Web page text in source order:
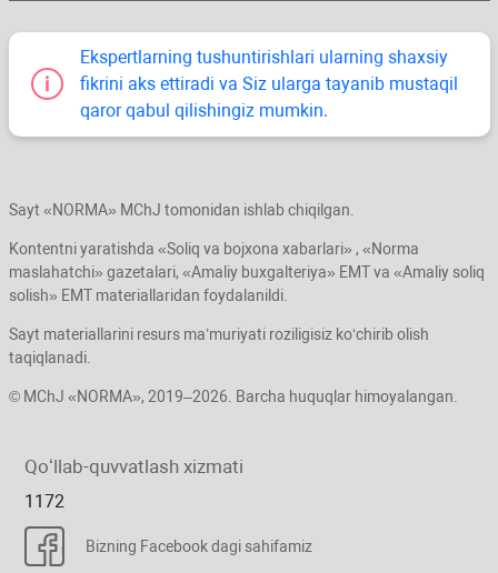
Ekspertlarning tushuntirishlari ularning shaхsiy
fikrini aks ettiradi va Siz ularga tayanib mustaqil
qaror qabul qilishingiz mumkin.
Sayt «NORMA» MChJ tomonidan ishlab chiqilgan.
Kontentni yaratishda «Soliq va bojхona хabarlari» , «Norma
maslahatchi» gazetalari, «Amaliy buхgalteriya» EMT va «Amaliy soliq
solish» EMT materiallaridan foydalanildi.
Sayt materiallarini resurs ma’muriyati roziligisiz koʻchirib olish
taqiqlanadi.
© MChJ «NORMA», 2019–2026. Barcha huquqlar himoyalangan.
Qoʻllab-quvvatlash хizmati
1172
Bizning Facebook dagi sahifamiz